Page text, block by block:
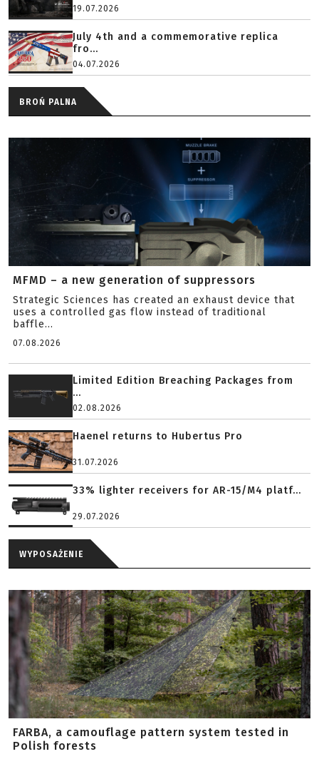
19.07.2026
July 4th and a commemorative replica
fro...
04.07.2026
BROŃ PALNA
MFMD – a new generation of suppressors
Strategic Sciences has created an exhaust device that
uses a controlled gas flow instead of traditional
baffle...
07.08.2026
Limited Edition Breaching Packages from
...
02.08.2026
Haenel returns to Hubertus Pro
31.07.2026
33% lighter receivers for AR-15/M4 platf...
29.07.2026
WYPOSAŻENIE
FARBA, a camouflage pattern system tested in
Polish forests